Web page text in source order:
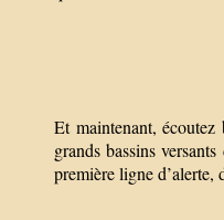
Et maintenant,
grands bassins
première ligne